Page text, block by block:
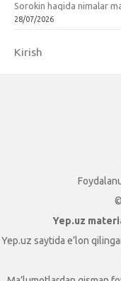
Sorokin haqida nimalar
28/07/2026
Kirish
Yep.uz
Yep.uz saytida e’lon